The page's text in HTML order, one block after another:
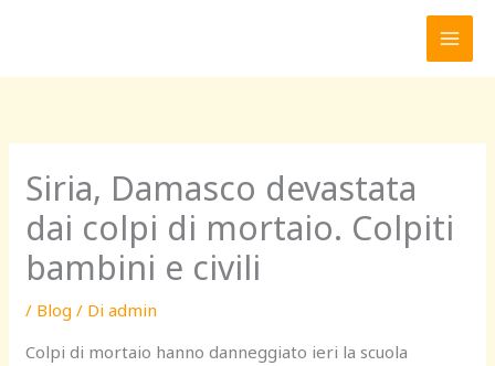
Siria, Damasco devastata
dai colpi di mortaio. Colpiti
bambini e civili
/ Blog / Diadmin
Colpi di mortaio hanno danneggiato ieri la scuola